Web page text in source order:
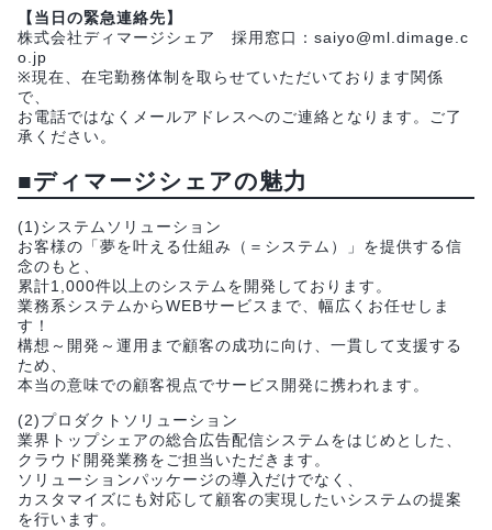
【当日の緊急連絡先】
株式会社ディマージシェア 採用窓口：saiyo@ml.dimage.c
o.jp
※現在、在宅勤務体制を取らせていただいております関係
で、
お電話ではなくメールアドレスへのご連絡となります。ご了
承ください。
■ディマージシェアの魅力
(1)システムソリューション
お客様の「夢を叶える仕組み（＝システム）」を提供する信
念のもと、
累計1,000件以上のシステムを開発しております。
業務系システムからWEBサービスまで、幅広くお任せしま
す！
構想～開発～運用まで顧客の成功に向け、一貫して支援する
ため、
本当の意味での顧客視点でサービス開発に携われます。
(2)プロダクトソリューション
業界トップシェアの総合広告配信システムをはじめとした、
クラウド開発業務をご担当いただきます。
ソリューションパッケージの導入だけでなく、
カスタマイズにも対応して顧客の実現したいシステムの提案
を行います。